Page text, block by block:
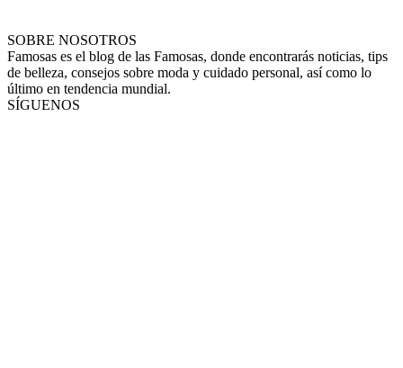
SOBRE NOSOTROS
Famosas es el blog de las Famosas, donde encontrarás noticias, tips
de belleza, consejos sobre moda y cuidado personal, así como lo
último en tendencia mundial.
SÍGUENOS